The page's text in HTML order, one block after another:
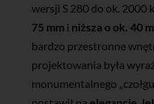
wersji S 280 do ok. 2000
75 mmi niższa o ok. 40
bardzo przestronne
projektowania była
monumentalnego